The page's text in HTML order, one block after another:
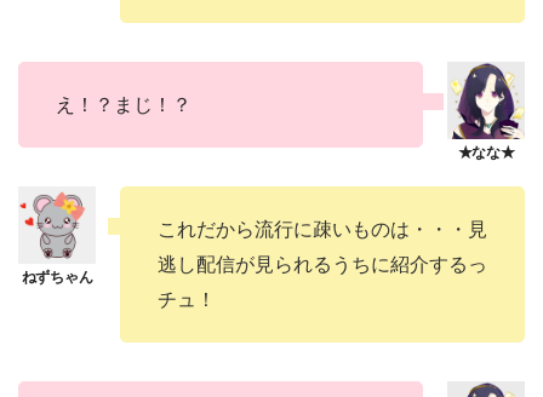
え！？まじ！？
これだから流行に疎いものは・・・見
逃し配信が見られるうちに紹介するっ
チュ！